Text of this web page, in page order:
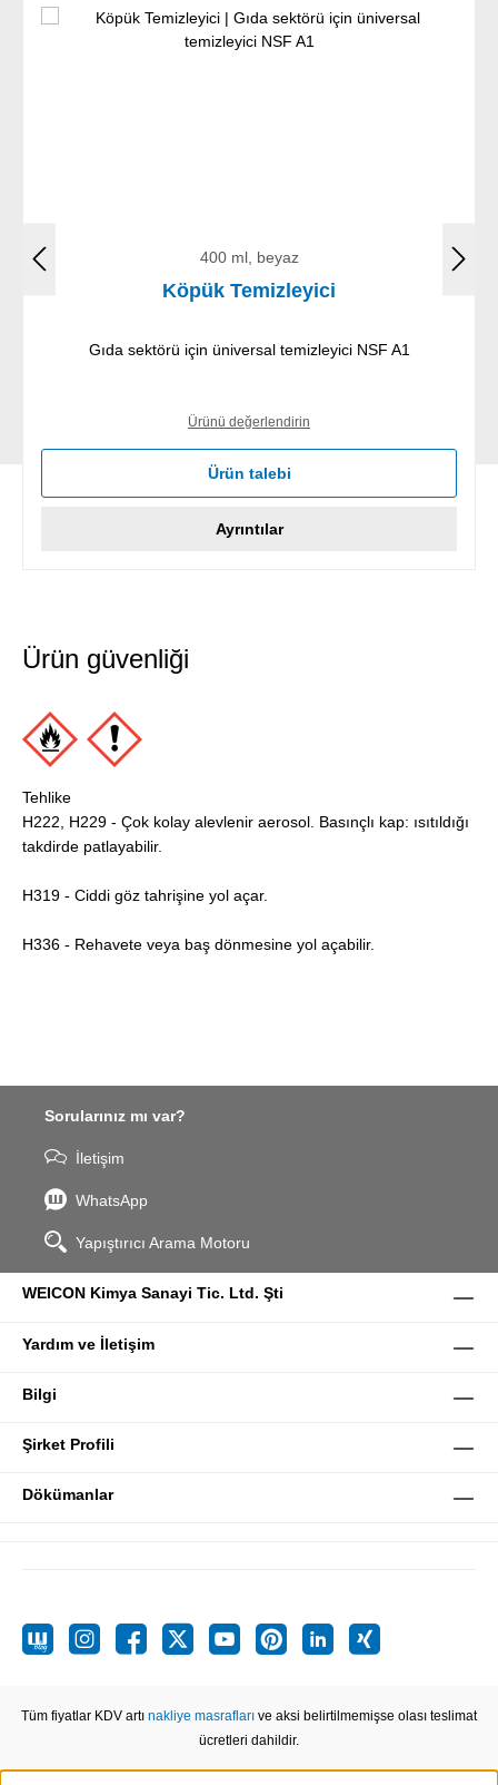
400 ml, beyaz
Köpük Temizleyici
Gıda sektörü için üniversal temizleyici NSF A1
Ürünü değerlendirin
Ürün talebi
Ayrıntılar
Ürün güvenliği
Tehlike
H222, H229 - Çok kolay alevlenir aerosol. Basınçlı kap: ısıtıldığı
takdirde patlayabilir.
H319 - Ciddi göz tahrişine yol açar.
H336 - Rehavete veya baş dönmesine yol açabilir.
Sorularınız mı var?
İletişim
WhatsApp
Yapıştırıcı Arama Motoru
WEICON Kimya Sanayi Tic. Ltd. Şti
Yardım ve İletişim
Bilgi
Şirket Profili
Dökümanlar
Tüm fiyatlar KDV artı nakliye masrafları ve aksi belirtilmemişse olası teslimat
ücretleri dahildir.